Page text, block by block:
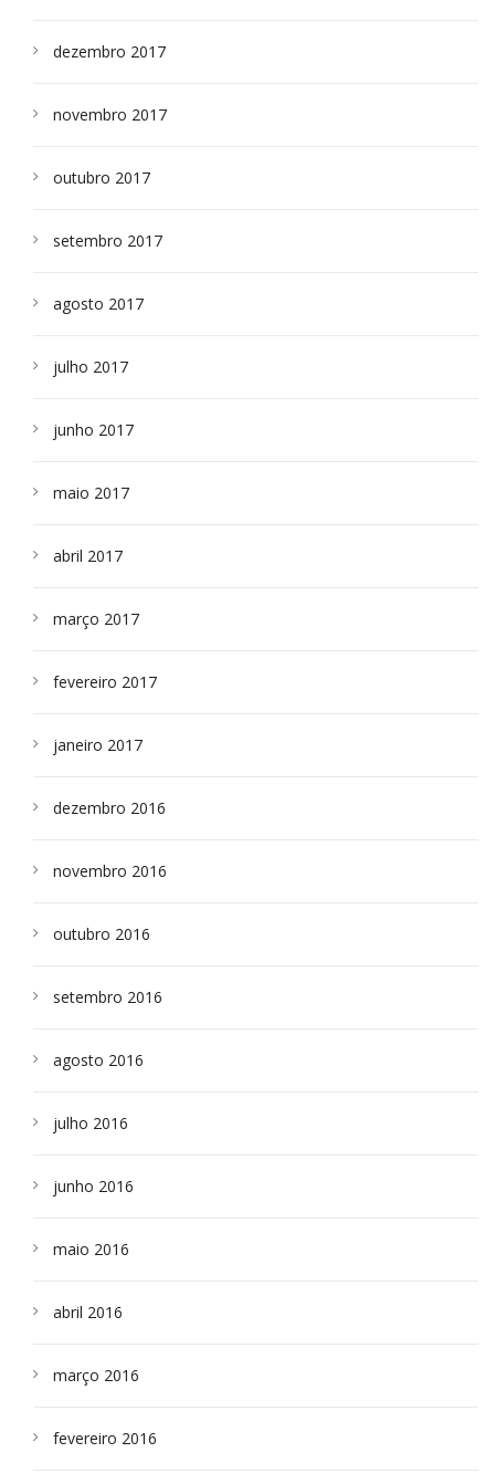
dezembro 2017
novembro 2017
outubro 2017
setembro 2017
agosto 2017
julho 2017
junho 2017
maio 2017
abril 2017
março 2017
fevereiro 2017
janeiro 2017
dezembro 2016
novembro 2016
outubro 2016
setembro 2016
agosto 2016
julho 2016
junho 2016
maio 2016
abril 2016
março 2016
fevereiro 2016